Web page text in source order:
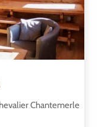
Chantemerle